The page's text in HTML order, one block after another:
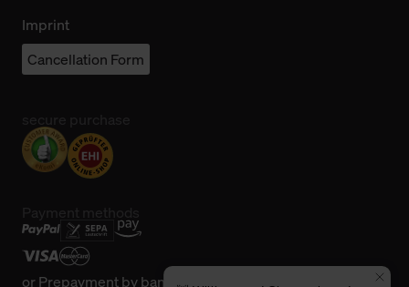
Imprint
Cancellation Form
orPrepayment by bank transfer